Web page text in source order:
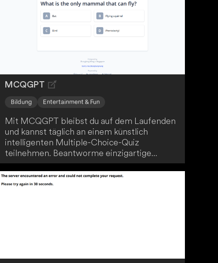
tatsächlichen Buchinhalt ein. Erhalte so
wertvolle Zusammenfassungen, ohne die
Oberflächlichkeit anderer Angebote.
MCQGPT
Bildung Entertainment & Fun
Mit MCQGPT bleibst du auf dem Laufenden
und kannst täglich an einem künstlich
intelligenten Multiple-Choice-Quiz
teilnehmen. Beantworme einzigartige
Fragen zu verschiedenen Themen und
erweitere so jeden Tag dein Wissen. Fordere
dich jetzt heraus!